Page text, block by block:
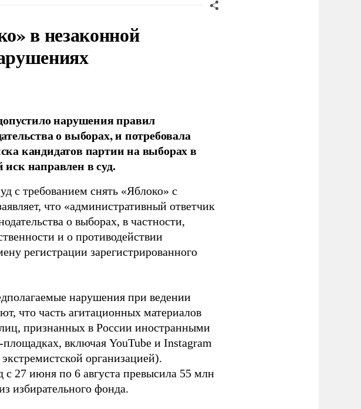
в незаконной
нарушения правил
о выборах, и потребовала
кандидатов партии на выборах в
направлен в суд.
с требованием снять «Яблоко» с
что «административный ответчик
о выборах, в частности,
и о противодействии
регистрации зарегистрированного
нарушения при ведении
что часть агитационных материалов
признанных в России иностранными
включая YouTube и Instagram
организацией).
с 27 июня по 6 августа превысила 55 млн
избирательного фонда.